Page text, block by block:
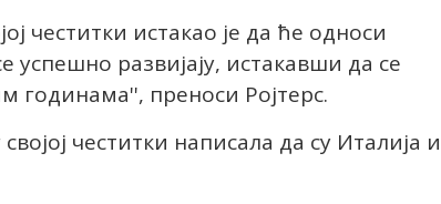
честитки истакао је да ће односи
успешно развијају, истакавши да се
годинама'', преноси Ројтерс.
честитки написала да су Италија и